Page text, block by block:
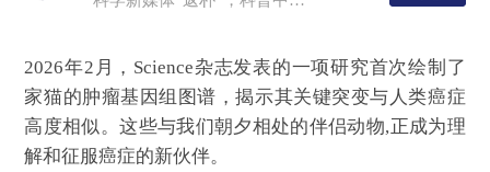
2026年2月，Science杂志发表的一项研究首次绘制了
家猫的肿瘤基因组图谱，揭示其关键突变与人类癌症
高度相似。这些与我们朝夕相处的伴侣动物,正成为理
解和征服癌症的新伙伴。